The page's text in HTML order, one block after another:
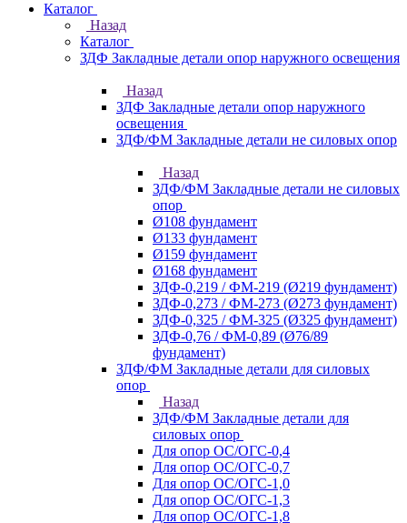
Каталог
Назад
Каталог
ЗДФ Закладные детали опор наружного освещения
Назад
ЗДФ Закладные детали опор наружного
освещения
ЗДФ/ФМ Закладные детали не силовых опор
Назад
ЗДФ/ФМ Закладные детали не силовых
опор
Ø108 фундамент
Ø133 фундамент
Ø159 фундамент
Ø168 фундамент
ЗДФ-0,219 / ФМ-219 (Ø219 фундамент)
ЗДФ-0,273 / ФМ-273 (Ø273 фундамент)
ЗДФ-0,325 / ФМ-325 (Ø325 фундамент)
ЗДФ-0,76 / ФМ-0,89 (Ø76/89
фундамент)
ЗДФ/ФМ Закладные детали для силовых
опор
Назад
ЗДФ/ФМ Закладные детали для
силовых опор
Для опор ОС/ОГС-0,4
Для опор ОС/ОГС-0,7
Для опор ОС/ОГС-1,0
Для опор ОС/ОГС-1,3
Для опор ОС/ОГС-1,8